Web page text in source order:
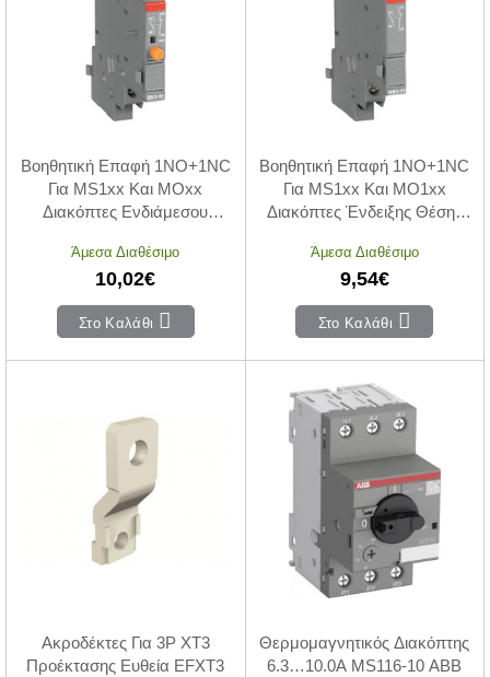
Βοηθητική Επαφή 1NO+1NC
Για MS1xx Και MOxx
Διακόπτες Ενδιάμεσου
Άμεσα Διαθέσιμο
10,02€
Στο Καλάθι
Βοηθητική Επαφή 1NO+1NC
Για MS1xx Και MO1xx
Διακόπτες Ένδειξης Θέσης
Άμεσα Διαθέσιμο
9,54€
Στο Καλάθι
Ακροδέκτες Για 3P ΧΤ3
Προέκτασης Ευθεία EFXT3
Θερμομαγνητικός Διακόπτης
6.3…10.0Α MS116-10 ABB